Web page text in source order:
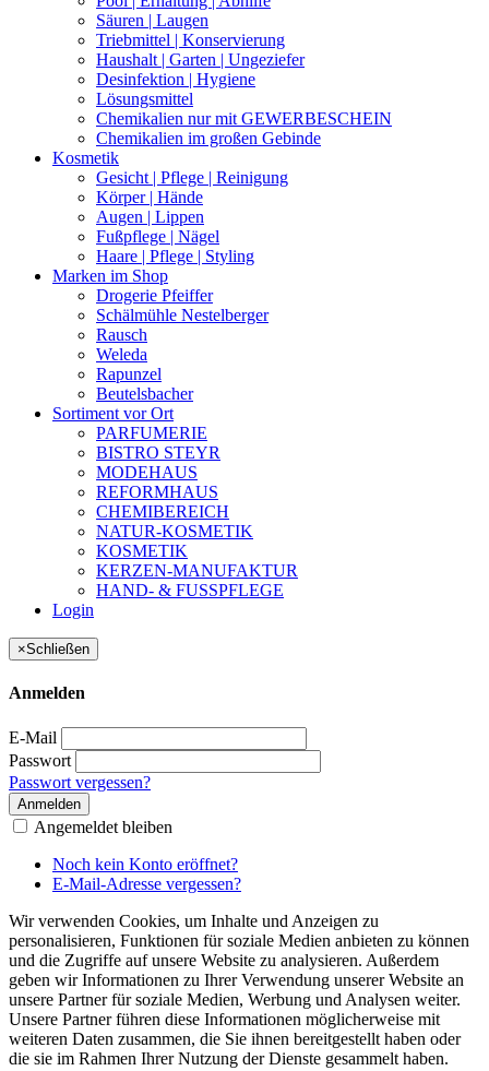
Säuren | Laugen
Triebmittel | Konservierung
Haushalt | Garten | Ungeziefer
Desinfektion | Hygiene
Lösungsmittel
Chemikalien nur mit GEWERBESCHEIN
Chemikalien im großen Gebinde
Kosmetik
Gesicht | Pflege | Reinigung
Körper | Hände
Augen | Lippen
Fußpflege | Nägel
Haare | Pflege | Styling
Marken im Shop
Drogerie Pfeiffer
Schälmühle Nestelberger
Rausch
Weleda
Rapunzel
Beutelsbacher
Sortiment vor Ort
PARFUMERIE
BISTRO STEYR
MODEHAUS
REFORMHAUS
CHEMIBEREICH
NATUR-KOSMETIK
KOSMETIK
KERZEN-MANUFAKTUR
HAND- & FUSSPFLEGE
Login
×Schließen
Anmelden
E-Mail
Passwort
Passwort vergessen?
Anmelden
Angemeldet bleiben
Noch kein Konto eröffnet?
E-Mail-Adresse vergessen?
Wir verwenden Cookies, um Inhalte und Anzeigen zu
personalisieren, Funktionen für soziale Medien anbieten zu können
und die Zugriffe auf unsere Website zu analysieren. Außerdem
geben wir Informationen zu Ihrer Verwendung unserer Website an
unsere Partner für soziale Medien, Werbung und Analysen weiter.
Unsere Partner führen diese Informationen möglicherweise mit
weiteren Daten zusammen, die Sie ihnen bereitgestellt haben oder
die sie im Rahmen Ihrer Nutzung der Dienste gesammelt haben.